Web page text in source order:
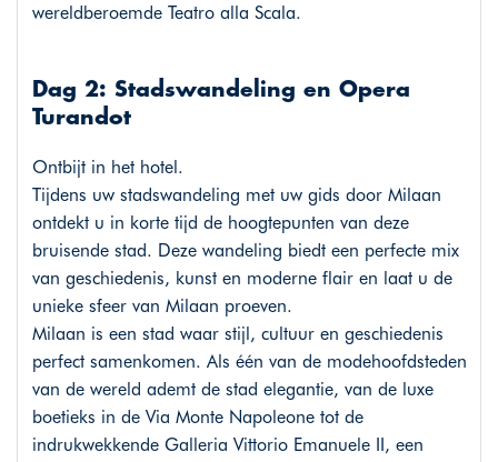
wereldberoemde Teatro alla Scala.
Dag 2: Stadswandeling en Opera
Turandot
Ontbijt in het hotel.
Tijdens uw stadswandeling met uw gids door Milaan
ontdekt u in korte tijd de hoogtepunten van deze
bruisende stad. Deze wandeling biedt een perfecte mix
van geschiedenis, kunst en moderne flair en laat u de
unieke sfeer van Milaan proeven.
Milaan is een stad waar stijl, cultuur en geschiedenis
perfect samenkomen. Als één van de modehoofdsteden
van de wereld ademt de stad elegantie, van de luxe
boetieks in de Via Monte Napoleone tot de
indrukwekkende Galleria Vittorio Emanuele II, een